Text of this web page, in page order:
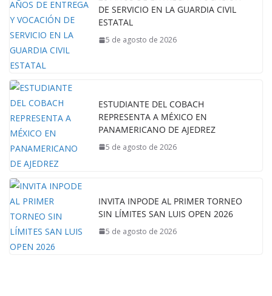
DE SERVICIO EN LA GUARDIA CIVIL
ESTATAL
5 de agosto de 2026
ESTUDIANTE DEL COBACH
REPRESENTA A MÉXICO EN
PANAMERICANO DE AJEDREZ
5 de agosto de 2026
INVITA INPODE AL PRIMER TORNEO
SIN LÍMITES SAN LUIS OPEN 2026
5 de agosto de 2026